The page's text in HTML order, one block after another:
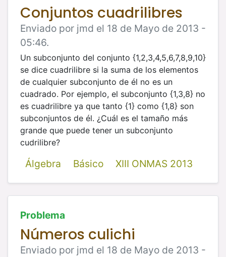
Conjuntos cuadrilibres
Enviado por jmd el 18 de Mayo de 2013 -
05:46.
Un subconjunto del conjunto {1,2,3,4,5,6,7,8,9,10}
se dice cuadrilibre si la suma de los elementos
de cualquier subconjunto de él no es un
cuadrado. Por ejemplo, el subconjunto {1,3,8} no
es cuadrilibre ya que tanto {1} como {1,8} son
subconjuntos de él. ¿Cuál es el tamaño más
grande que puede tener un subconjunto
cudrilibre?
Álgebra Básico XIII ONMAS 2013
Problema
Números culichi
Enviado por jmd el 18 de Mayo de 2013 -